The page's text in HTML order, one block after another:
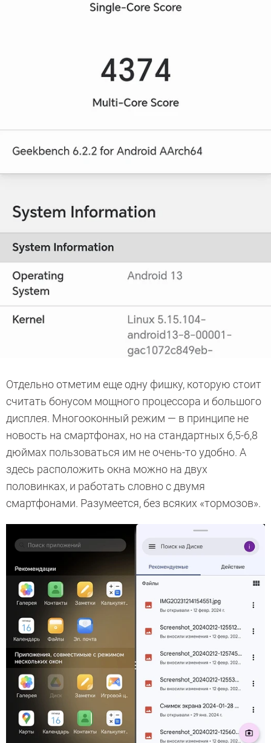
Отдельно отметим еще одну фишку, которую стоит
считать бонусом мощного процессора и большого
дисплея. Многооконный режим — в принципе не
новость на смартфонах, но на стандартных 6,5-6,8
дюймах пользоваться им не очень-то удобно. А
здесь расположить окна можно на двух
половинках, и работать словно с двумя
смартфонами. Разумеется, без всяких «тормозов».